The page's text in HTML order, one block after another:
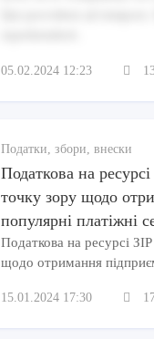
05.02.2024 12:23
Податки, збори, внески
Податкова на
точку зору щодо
популярні платіжні
Податкова на ресурсі
щодо отримання
15.01.2024 17:30